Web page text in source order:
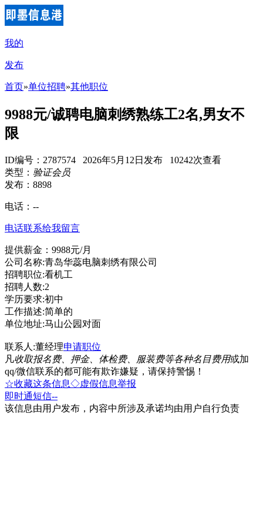
我的
发布
首页»单位招聘»其他职位
9988元/诚聘电脑刺绣熟练工2名,男女不
限
ID编号：2787574 2026年5月12日发布 10242次查看
类型： 验证会员
发布：8898
电话： --
电话联系给我留言
提供薪金：9988元/月
公司名称:青岛华蕊电脑刺绣有限公司
招聘职位:看机工
招聘人数:2
学历要求:初中
工作描述:简单的
单位地址:马山公园对面
联系人:董经理申请职位
凡收取报名费、押金、体检费、服装费等各种名目费用或加
qq/微信联系的都可能有欺诈嫌疑，请保持警惕！
☆收藏这条信息◇虚假信息举报
即时通短信--
该信息由用户发布，内容中所涉及承诺均由用户自行负责